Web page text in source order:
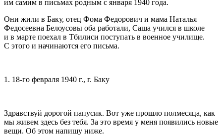
им самим в письмах родным с января 1940 года.
Они жили в Баку, отец Фома Федорович и мама Наталья
Федосеевна Белоусовы оба работали, Саша учился в школе
и в марте поехал в Тбилиси поступать в военное училище.
С этого и начинаются его письма.
1. 18-го февраля 1940 г., г. Баку
Здравствуй дорогой папусик. Вот уже прошло полмесяца, как
мы живем здесь без тебя. За это время у меня появились новые
вещи. Об этом напишу ниже.